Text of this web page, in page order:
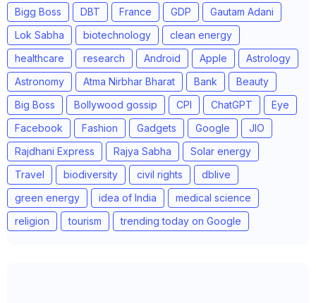
Bigg Boss
DBT France GDP
Gautam Adani
Lok Sabha
biotechnology
clean energy
healthcare
research Android Apple
Astrology
Astronomy
Atma Nirbhar Bharat Bank
Beauty
Big Boss
Bollywood gossip CPI ChatGPT
Eye
Facebook
Fashion Gadgets Google
JIO
Rajdhani Express
Rajya Sabha
Solar energy
Travel
biodiversity civil rights
dblive
green energy
idea of India
medical science
religion
tourism trending today on Google